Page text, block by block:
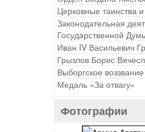
Церковные таинства
Законодательная
Государственной
Иван IV Васильевич
Грызлов Борис
Выборгское воззвание
Медаль «За отвагу»
Фотографии